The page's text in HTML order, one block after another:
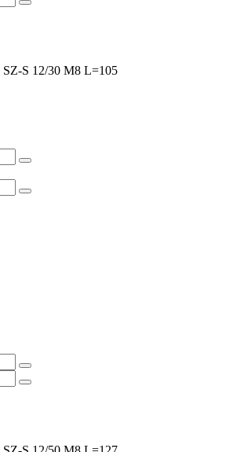
SZ-S 12/30 М8 L=105